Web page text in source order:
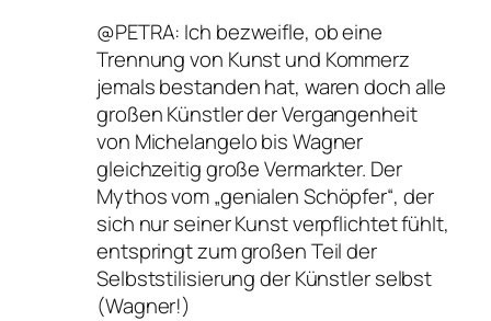
@PETRA: Ich bezweifle, ob eine
Trennung von Kunst und Kommerz
jemals bestanden hat, waren doch alle
großen Künstler der Vergangenheit
von Michelangelo bis Wagner
gleichzeitig große Vermarkter. Der
Mythos vom „genialen Schöpfer“, der
sich nur seiner Kunst verpflichtet fühlt,
entspringt zum großen Teil der
Selbststilisierung der Künstler selbst
(Wagner!)